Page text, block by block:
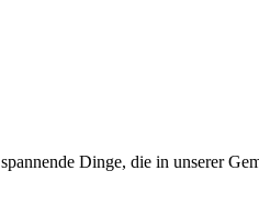
Dinge, die in unserer